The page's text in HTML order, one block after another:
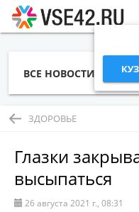
ВСЕ НОВОСТИ
ЗДОРОВЬЕ
Глазки
высыпаться
26 августа 2021 г., 08:31